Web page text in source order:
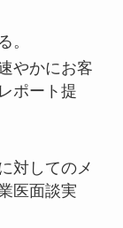
。
やかにお客
ポート提
対してのメ
医面談実